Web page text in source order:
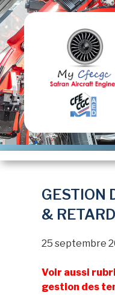
Aller
au
contenu
principal
GESTION
&
25 septembre
Voir aussi
gestion des